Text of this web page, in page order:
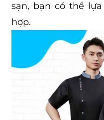
sạn, bạn có thể
hợp.